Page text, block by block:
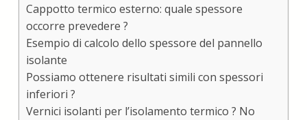
Cappotto termico esterno: quale spessore
occorre prevedere ?
Esempio di calcolo dello spessore del pannello
isolante
Possiamo ottenere risultati simili con spessori
inferiori ?
Vernici isolanti per l’isolamento termico ? No